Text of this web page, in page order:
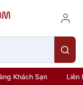
Khách Sạn Liên